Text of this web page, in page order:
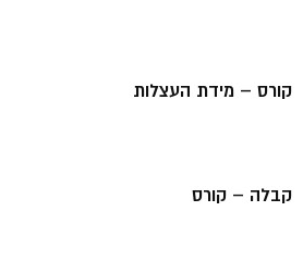
קורס – מידת העצלות
קבלה – קורס